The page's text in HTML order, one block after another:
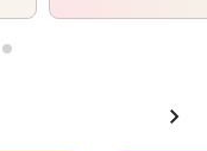
chevron_right